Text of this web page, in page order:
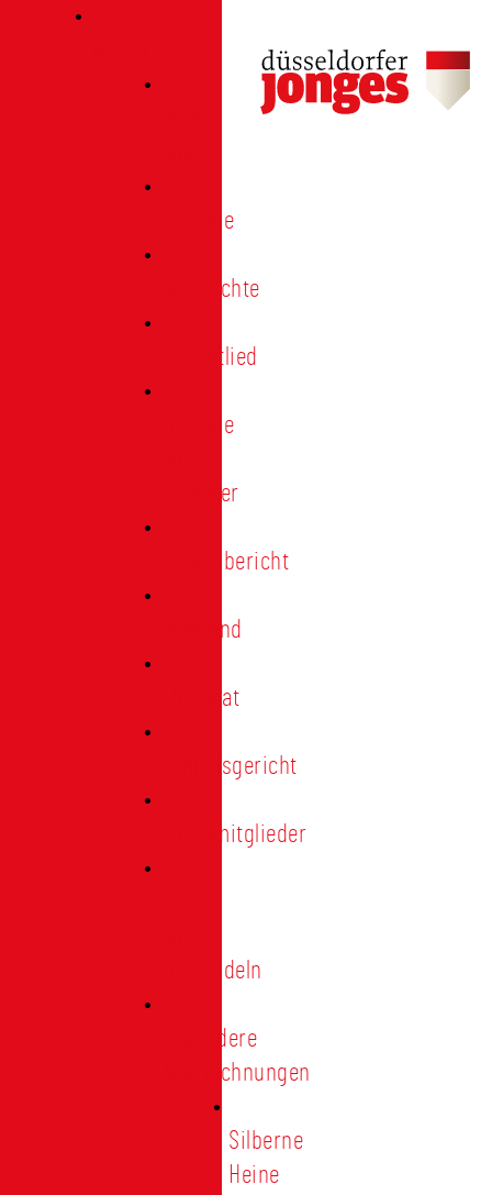
Termine
Geschichte
Heimatlied
Freunde
Förderer
Jahresbericht
Vorstand
Ehrenrat
Schiedsgericht
Ehrenmitglieder
Treunadeln
Besondere
Auszeichnungen
Silberne
Heine